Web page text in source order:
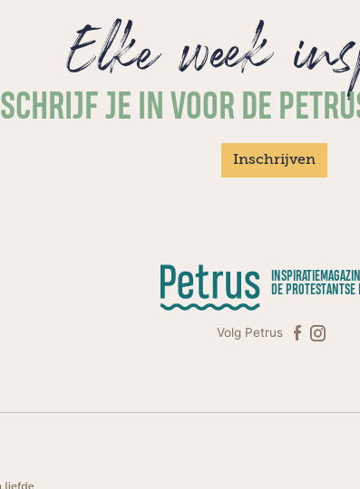
Elke week
SCHRIJF JE IN VOOR DE
Inschrijven
DE PROTESTANTSE
Volg Petrus